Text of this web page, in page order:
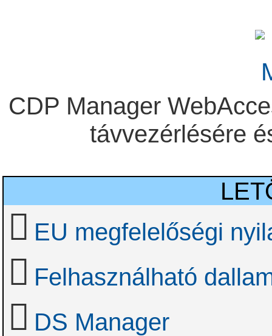
CDP Manager
távvezérlésére
EU megfelelőségi
Felhasználható
DS Manager